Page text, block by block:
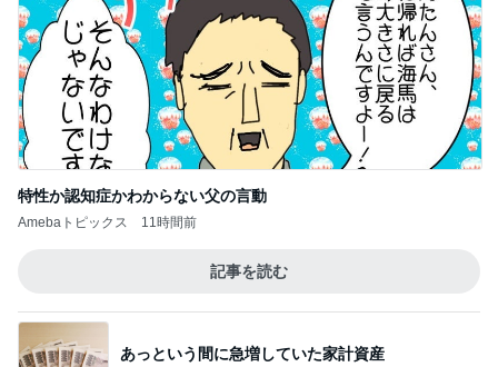
特性か認知症かわからない父の言動
Amebaトピックス 11時間前
記事を読む
あっという間に急増していた家計資産